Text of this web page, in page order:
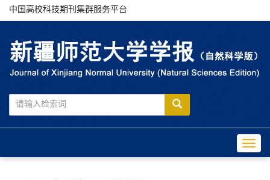
中国高校科技期刊集群服务平台